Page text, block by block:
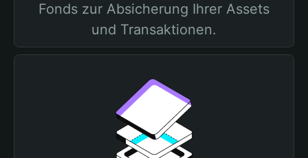
Fonds zur Absicherung Ihrer Assets
und Transaktionen.